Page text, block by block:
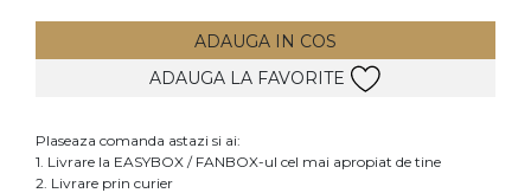
Accesorii
ADAUGA IN COS
ADAUGA LA FAVORITE
Plaseaza comanda astazi si ai:
1. Livrare la EASYBOX / FANBOX-ul cel mai apropiat de tine
2. Livrare prin curier